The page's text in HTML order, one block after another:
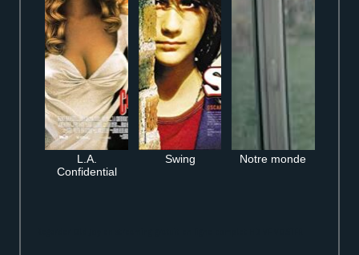
L.A.
Confidential
Swing Notre monde